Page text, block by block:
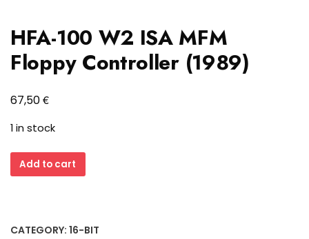
HFA-100 W2 ISA MFM
Floppy Controller (1989)
67,50€
1 in stock
HFA-
100
MFM
Add to cart
CATEGORY: 16-BIT